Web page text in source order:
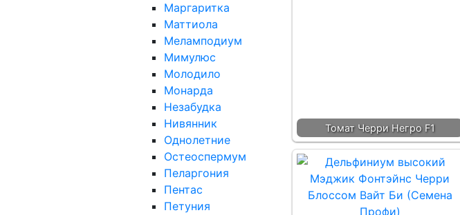
Маргаритка
Маттиола
Меламподиум
Мимулюс
Молодило
Монарда
Незабудка
Нивянник
Однолетние
Остеоспермум
Пеларгония
Пентас
Петуния
Томат Черри Негро F1